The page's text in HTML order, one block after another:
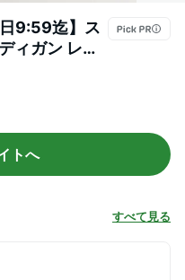
9:59迄】ス
ィガン レデ
ロング丈 長
リエステル
ォーシー 楽
トへ
すべて見る